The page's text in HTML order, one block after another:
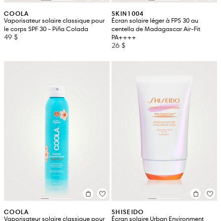
COOLA
Vaporisateur solaire classique pour
le corps SPF 30 - Piña Colada
49 $
SKIN1004
Écran solaire léger à FPS 30 au
centella de Madagascar Air-Fit
PA++++
26 $
COOLA
Vaporisateur solaire classique pour
SHISEIDO
Écran solaire Urban Environment